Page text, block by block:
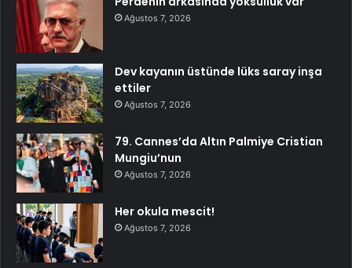
Ağustos 7, 2026
Dev kayanın üstünde lüks saray inşa
ettiler
Ağustos 7, 2026
79. Cannes’da Altın Palmiye Cristian
Mungiu’nun
Ağustos 7, 2026
Her okula mescit!
Ağustos 7, 2026